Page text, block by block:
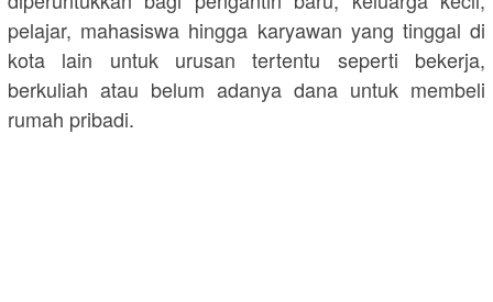
pelajar, mahasiswa hingga karyawan yang tinggal di
kota lain untuk urusan tertentu seperti bekerja,
berkuliah atau belum adanya dana untuk membeli
rumah pribadi.